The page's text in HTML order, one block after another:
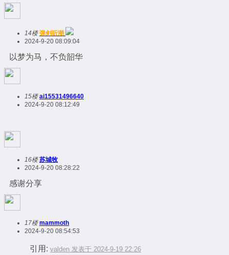
14楼 弹剑听潮
2024-9-20 08:09:04
以梦为马，不负韶华
15楼 ai15531496640
2024-9-20 08:12:49
16楼 苏城牧
2024-9-20 08:28:22
感谢分享
17楼 mammoth
2024-9-20 08:54:53
引用: valden 发表于 2024-9-19 22:26